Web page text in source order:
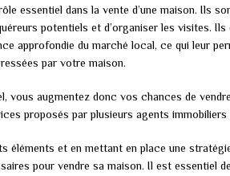
essentiel dans la vente d’une maison. Ils
potentiels et d’organiser les visites. Ils
approfondie du marché local, ce qui leur
par votre maison.
vous augmentez donc vos chances de
proposés par plusieurs agents
éléments et en mettant en place une
pour vendre sa maison. Il est essentiel